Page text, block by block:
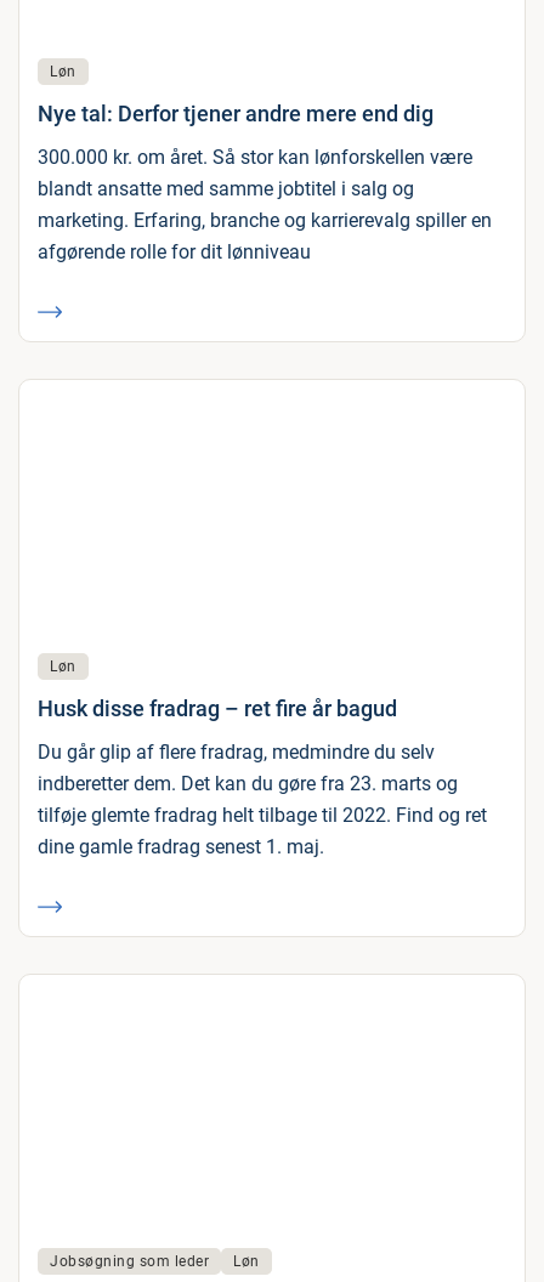
Løn
Nye tal: Derfor tjener andre mere end dig
300.000 kr. om året. Så stor kan lønforskellen være
blandt ansatte med samme jobtitel i salg og
marketing. Erfaring, branche og karrierevalg spiller en
afgørende rolle for dit lønniveau
Løn
Husk disse fradrag – ret fire år bagud
Du går glip af flere fradrag, medmindre du selv
indberetter dem. Det kan du gøre fra 23. marts og
tilføje glemte fradrag helt tilbage til 2022. Find og ret
dine gamle fradrag senest 1. maj.
Jobsøgning som leder Løn